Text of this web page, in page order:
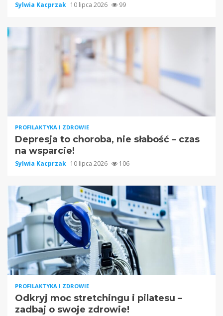
Sylwia Kacprzak 10 lipca 2026 99
PROFILAKTYKA I ZDROWIE
Depresja to choroba, nie słabość – czas
na wsparcie!
Sylwia Kacprzak 10 lipca 2026 106
PROFILAKTYKA I ZDROWIE
Odkryj moc stretchingu i pilatesu –
zadbaj o swoje zdrowie!